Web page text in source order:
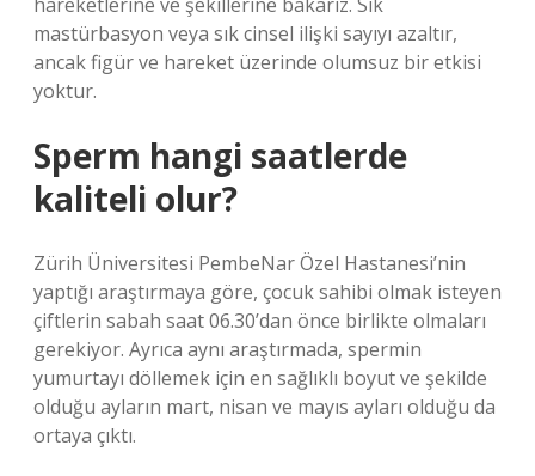
mastürbasyon veya sık cinsel ilişki sayıyı azaltır,
ancak figür ve hareket üzerinde olumsuz bir etkisi
yoktur.
Sperm hangi saatlerde
kaliteli olur?
Zürih Üniversitesi PembeNar Özel Hastanesi’nin
yaptığı araştırmaya göre, çocuk sahibi olmak isteyen
çiftlerin sabah saat 06.30’dan önce birlikte olmaları
gerekiyor. Ayrıca aynı araştırmada, spermin
yumurtayı döllemek için en sağlıklı boyut ve şekilde
olduğu ayların mart, nisan ve mayıs ayları olduğu da
ortaya çıktı.